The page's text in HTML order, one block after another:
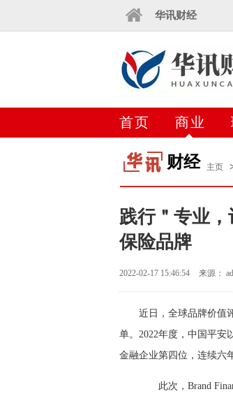
华讯财经
首页 商业
财经 主页
践行＂专业
保险品牌
2022-02-17 15:46:54 来源：
近日，全球品牌价值
单。2022年度，中国平安
金融企业第四位，连续六
此次，Brand